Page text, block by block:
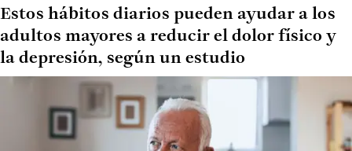
Estos hábitos diarios pueden ayudar a los
adultos mayores a reducir el dolor físico y
la depresión, según un estudio